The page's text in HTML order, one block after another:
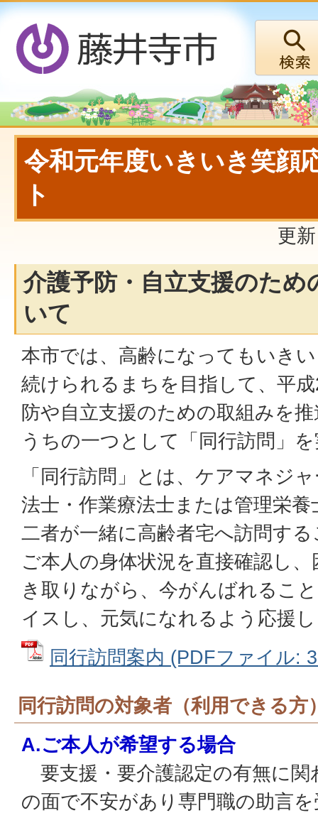
令和元年度いきいき笑顔
ト
更
介護予防・自立支援のため
いて
本市では、高齢になってもいき
続けられるまちを目指して、平
防や自立支援のための取組みを
うちの一つとして「同行訪問」
「同行訪問」とは、ケアマネジ
法士・作業療法士または管理栄
二者が一緒に高齢者宅へ訪問す
ご本人の身体状況を直接確認し
き取りながら、今がんばれるこ
イスし、元気になれるよう応援
同行訪問案内 (PDFファイル:
同行訪問の対象者（利用できる方
A.ご本人が希望する場合
要支援・要介護認定の有無に
の面で不安があり専門職の助言